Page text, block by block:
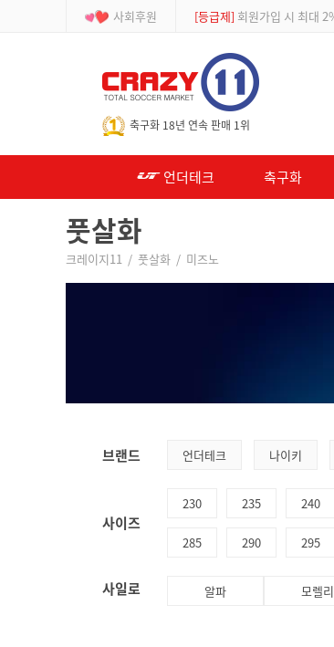
사회후원 [등급제] 회원가입 시 최대
축구화 18년 연속 판매 1위
언더테크 축구화
풋살화
크레이지11 / 풋살화 / 미즈노
브랜드 언더테크 나이키
사이즈
230 235 240
285 290 295
사일로 알파 모렐